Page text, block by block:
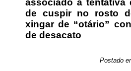
associado à tentativa
de cuspir no rosto
xingar de “otário”
de desacato
Postado